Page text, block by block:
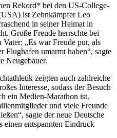
Rekord* bei den US-College-
ist Zehnkämpfer Leo
in seiner Heimat in
Große Freude herrschte bei
Vater: „Es war Freude pur, als
Flughafen umarmt haben“, sagte
Neugebauer.
zeigten auch zahlreiche
Interesse, sodass der Besuch
ein Medien-Marathon ist.
und viele Freunde
sagte der neue Deutsche
einen entspannten Eindruck